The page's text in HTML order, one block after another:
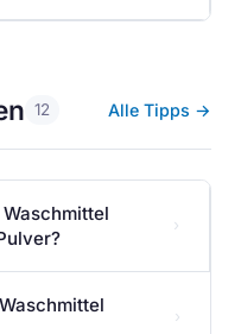
12 Alle Tipps →
›
›